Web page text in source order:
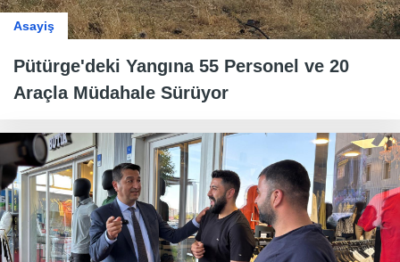
Asayiş
Pütürge'deki Yangına 55 Personel ve 20
Araçla Müdahale Sürüyor